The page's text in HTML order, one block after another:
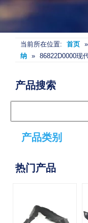
当前所在位置: 首页 »
纳 » 86822D0000现
产品搜索
产品类别
热门产品